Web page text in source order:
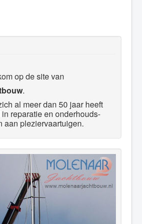
op de site van
.
al meer dan 50 jaar heeft
reparatie en onderhouds-
aan pleziervaartuigen.